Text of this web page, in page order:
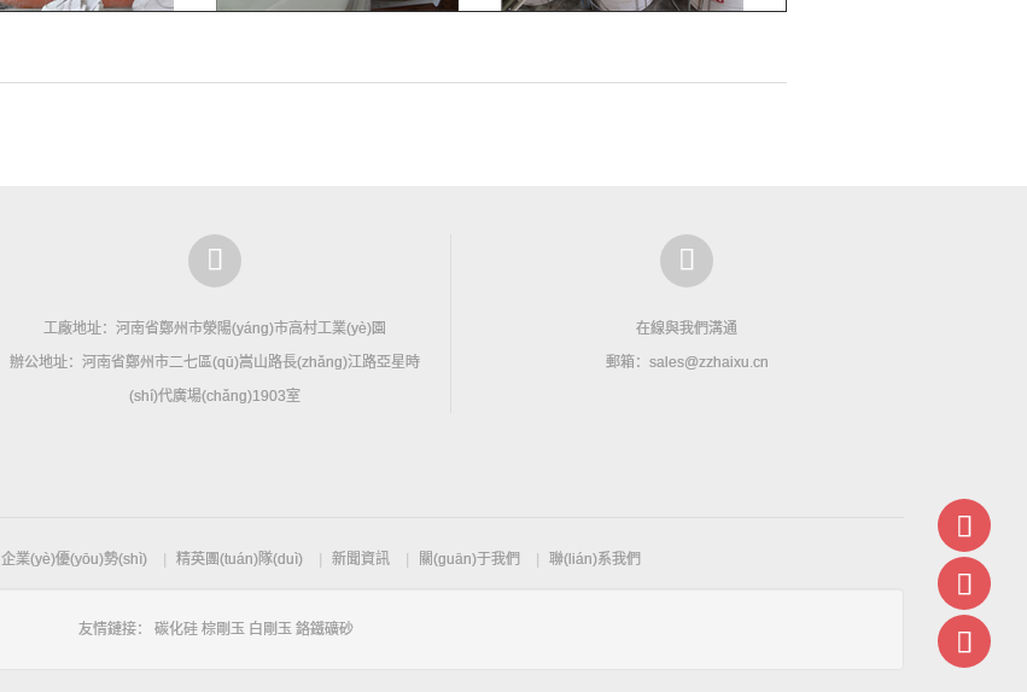
工廠地址：河南省鄭州市滎陽(yáng)市高村工業(yè)園
辦公地址：河南省鄭州市二七區(qū)嵩山路長(zhǎng)江路亞星時
(shí)代廣場(chǎng)1903室
在線與我們溝通
郵箱：sales@zzhaixu.cn
企業(yè)優(yōu)勢(shì) 精英團(tuán)隊(duì) 新聞資訊 關(guān)于我們 聯(lián)系我們
友情鏈接： 碳化硅 棕剛玉 白剛玉 鉻鐵礦砂